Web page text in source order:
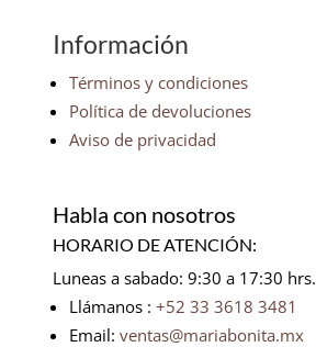
Información
Términos y condiciones
Política de devoluciones
Aviso de privacidad
Habla con nosotros
HORARIO DE ATENCIÓN:
Luneas a sabado: 9:30 a 17:30 hrs.
Llámanos : +52 33 3618 3481
Email: ventas@mariabonita.mx